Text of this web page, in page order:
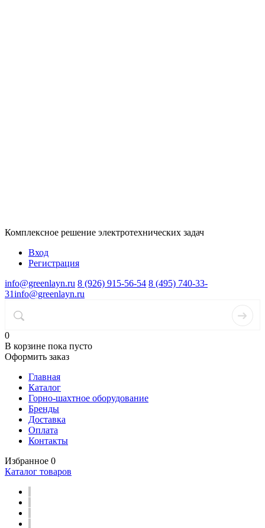
Комплексное решение электротехнических задач
Вход
Регистрация
info@greenlayn.ru 8 (926) 915-56-54 8 (495) 740-33-
31info@greenlayn.ru
0
В корзине пока пусто
Оформить заказ
Главная
Каталог
Горно-шахтное оборудование
Бренды
Доставка
Оплата
Контакты
Избранное 0
Каталог товаров